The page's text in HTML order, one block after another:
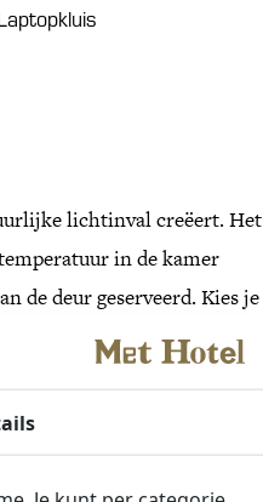
lichtinval creëert. Het
in de kamer
de deur geserveerd. Kies je
park?